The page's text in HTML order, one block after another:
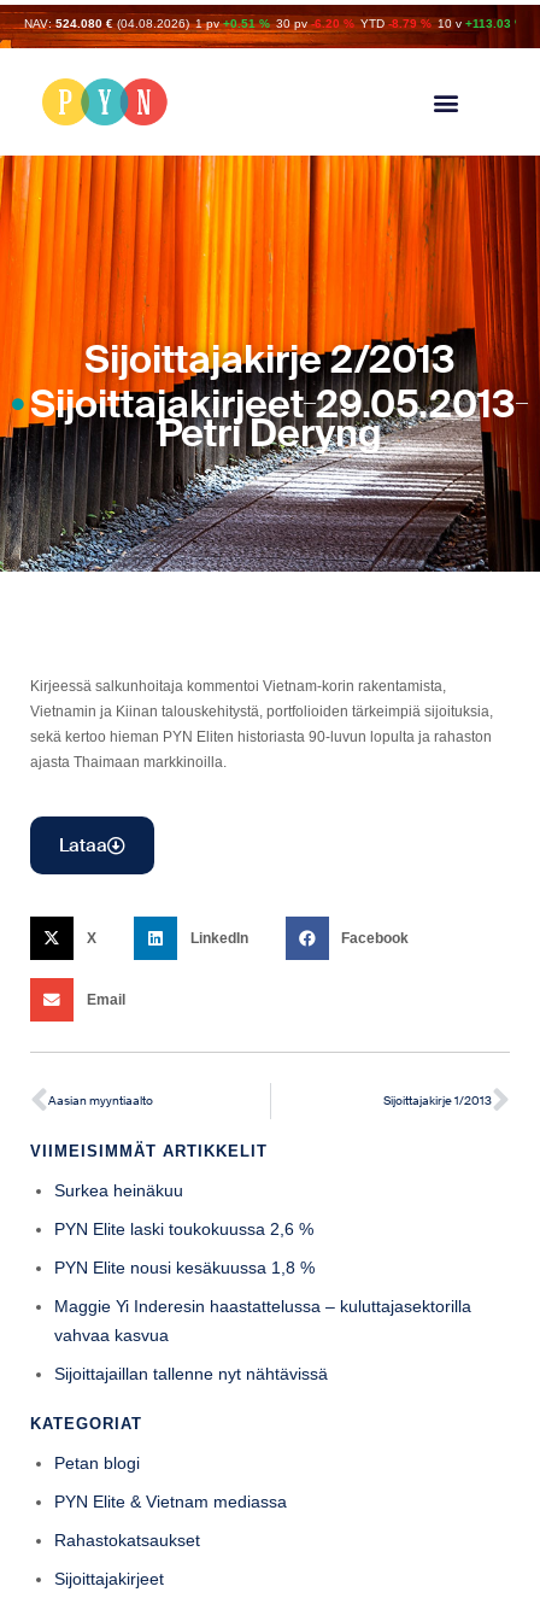
NAV: 524.080 € (04.08.2026) 1 pv +0.51 % 30 pv -6.20 % YTD -8.79 % 10 v +113.03 %
Sijoittajakirje 2/2013
Sijoittajakirjeet 29.05.2013
Petri Deryng
Kirjeessä salkunhoitaja kommentoi Vietnam-korin rakentamista,
Vietnamin ja Kiinan talouskehitystä, portfolioiden tärkeimpiä sijoituksia,
sekä kertoo hieman PYN Eliten historiasta 90-luvun lopulta ja rahaston
ajasta Thaimaan markkinoilla.
Lataa
X LinkedIn Facebook
Email
Aasian myyntiaalto Sijoittajakirje 1/2013
VIIMEISIMMÄT ARTIKKELIT
Surkea heinäkuu
PYN Elite laski toukokuussa 2,6 %
PYN Elite nousi kesäkuussa 1,8 %
Maggie Yi Inderesin haastattelussa – kuluttajasektorilla
vahvaa kasvua
Sijoittajaillan tallenne nyt nähtävissä
KATEGORIAT
Petan blogi
PYN Elite & Vietnam mediassa
Rahastokatsaukset
Sijoittajakirjeet